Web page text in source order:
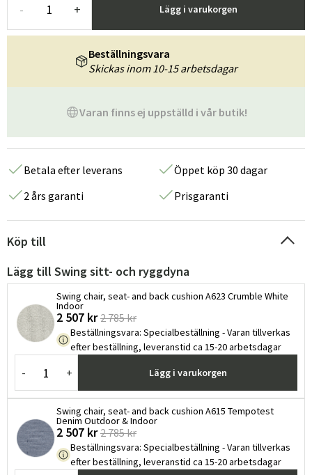
- + Lägg i varukorgen
Varan finns ej uppställd i vår butik!
Beställningsvara
Skickas inom 10-15 arbetsdagar
Betala efter leverans
Öppet köp 30 dagar
2 års garanti
Prisgaranti
Köp till
Lägg till Swing sitt- och ryggdyna
Swing chair, seat- and back cushion A623 Crumble White
Indoor
2 507 kr 2 785 kr
Beställningsvara: Specialbeställning - Varan tillverkas
efter beställning, leveranstid ca 15-20 arbetsdagar
- + Lägg i varukorgen
Swing chair, seat- and back cushion A615 Tempotest
Denim Outdoor & Indoor
2 507 kr 2 785 kr
Beställningsvara: Specialbeställning - Varan tillverkas
efter beställning, leveranstid ca 15-20 arbetsdagar